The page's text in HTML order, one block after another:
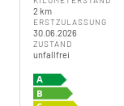
2 km
ERSTZULASSUNG
30.06.2026
ZUSTAND
unfallfrei